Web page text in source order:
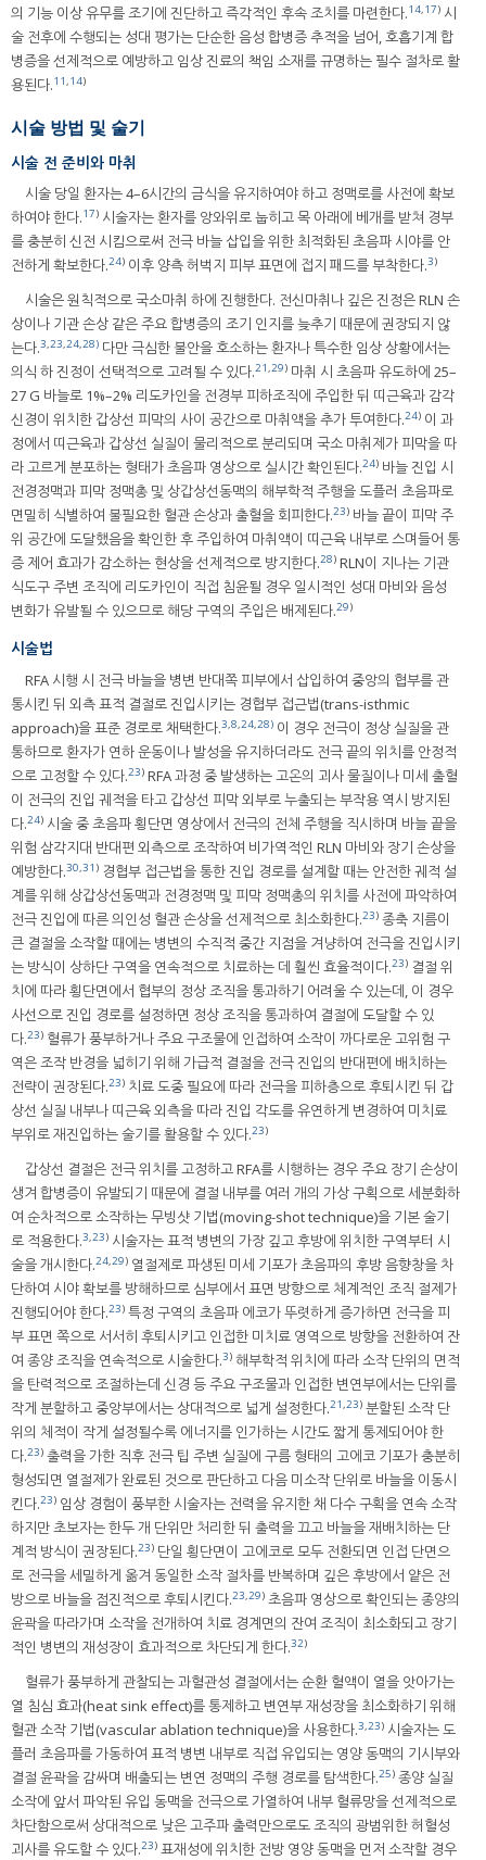
의 기능 이상 유무를 조기에 진단하고 즉각적인 후속 조치를 마련한다.14,17) 시
술 전후에 수행되는 성대 평가는 단순한 음성 합병증 추적을 넘어, 호흡기계 합
병증을 선제적으로 예방하고 임상 진료의 책임 소재를 규명하는 필수 절차로 활
용된다.11,14)
시술 방법 및 술기
시술 전 준비와 마취
시술 당일 환자는 4–6시간의 금식을 유지하여야 하고 정맥로를 사전에 확보
하여야 한다.17) 시술자는 환자를 앙와위로 눕히고 목 아래에 베개를 받쳐 경부
를 충분히 신전 시킴으로써 전극 바늘 삽입을 위한 최적화된 초음파 시야를 안
전하게 확보한다.24) 이후 양측 허벅지 피부 표면에 접지 패드를 부착한다.3)
시술은 원칙적으로 국소마취 하에 진행한다. 전신마취나 깊은 진정은 RLN 손
상이나 기관 손상 같은 주요 합병증의 조기 인지를 늦추기 때문에 권장되지 않
는다.3,23,24,28) 다만 극심한 불안을 호소하는 환자나 특수한 임상 상황에서는
의식 하 진정이 선택적으로 고려될 수 있다.21,29) 마취 시 초음파 유도하에 25–
27 G 바늘로 1%–2% 리도카인을 전경부 피하조직에 주입한 뒤 띠근육과 감각
신경이 위치한 갑상선 피막의 사이 공간으로 마취액을 추가 투여한다.24) 이 과
정에서 띠근육과 갑상선 실질이 물리적으로 분리되며 국소 마취제가 피막을 따
라 고르게 분포하는 형태가 초음파 영상으로 실시간 확인된다.24) 바늘 진입 시
전경정맥과 피막 정맥총 및 상갑상선동맥의 해부학적 주행을 도플러 초음파로
면밀히 식별하여 불필요한 혈관 손상과 출혈을 회피한다.23) 바늘 끝이 피막 주
위 공간에 도달했음을 확인한 후 주입하여 마취액이 띠근육 내부로 스며들어 통
증 제어 효과가 감소하는 현상을 선제적으로 방지한다.28) RLN이 지나는 기관
식도구 주변 조직에 리도카인이 직접 침윤될 경우 일시적인 성대 마비와 음성
변화가 유발될 수 있으므로 해당 구역의 주입은 배제된다.29)
시술법
RFA 시행 시 전극 바늘을 병변 반대쪽 피부에서 삽입하여 중앙의 협부를 관
통시킨 뒤 외측 표적 결절로 진입시키는 경협부 접근법(trans-isthmic
approach)을 표준 경로로 채택한다.3,8,24,28) 이 경우 전극이 정상 실질을 관
통하므로 환자가 연하 운동이나 발성을 유지하더라도 전극 끝의 위치를 안정적
으로 고정할 수 있다.23) RFA 과정 중 발생하는 고온의 괴사 물질이나 미세 출혈
이 전극의 진입 궤적을 타고 갑상선 피막 외부로 누출되는 부작용 역시 방지된
다.24) 시술 중 초음파 횡단면 영상에서 전극의 전체 주행을 직시하며 바늘 끝을
위험 삼각지대 반대편 외측으로 조작하여 비가역적인 RLN 마비와 장기 손상을
예방한다.30,31 ) 경협부 접근법을 통한 진입 경로를 설계할 때는 안전한 궤적 설
계를 위해 상갑상선동맥과 전경정맥 및 피막 정맥총의 위치를 사전에 파악하여
전극 진입에 따른 의인성 혈관 손상을 선제적으로 최소화한다.23) 종축 지름이
큰 결절을 소작할 때에는 병변의 수직적 중간 지점을 겨냥하여 전극을 진입시키
는 방식이 상하단 구역을 연속적으로 치료하는 데 훨씬 효율적이다.23) 결절 위
치에 따라 횡단면에서 협부의 정상 조직을 통과하기 어려울 수 있는데, 이 경우
사선으로 진입 경로를 설정하면 정상 조직을 통과하여 결절에 도달할 수 있
다.23) 혈류가 풍부하거나 주요 구조물에 인접하여 소작이 까다로운 고위험 구
역은 조작 반경을 넓히기 위해 가급적 결절을 전극 진입의 반대편에 배치하는
전략이 권장된다.23) 치료 도중 필요에 따라 전극을 피하층으로 후퇴시킨 뒤 갑
상선 실질 내부나 띠근육 외측을 따라 진입 각도를 유연하게 변경하여 미치료
부위로 재진입하는 술기를 활용할 수 있다.23)
갑상선 결절은 전극 위치를 고정하고 RFA를 시행하는 경우 주요 장기 손상이
생겨 합병증이 유발되기 때문에 결절 내부를 여러 개의 가상 구획으로 세분화하
여 순차적으로 소작하는 무빙샷 기법(moving-shot technique)을 기본 술기
로 적용한다.3,23) 시술자는 표적 병변의 가장 깊고 후방에 위치한 구역부터 시
술을 개시한다.24,29) 열절제로 파생된 미세 기포가 초음파의 후방 음향창을 차
단하여 시야 확보를 방해하므로 심부에서 표면 방향으로 체계적인 조직 절제가
진행되어야 한다.23) 특정 구역의 초음파 에코가 뚜렷하게 증가하면 전극을 피
부 표면 쪽으로 서서히 후퇴시키고 인접한 미치료 영역으로 방향을 전환하여 잔
여 종양 조직을 연속적으로 시술한다.3) 해부학적 위치에 따라 소작 단위의 면적
을 탄력적으로 조절하는데 신경 등 주요 구조물과 인접한 변연부에서는 단위를
작게 분할하고 중앙부에서는 상대적으로 넓게 설정한다.21,23) 분할된 소작 단
위의 체적이 작게 설정될수록 에너지를 인가하는 시간도 짧게 통제되어야 한
다.23) 출력을 가한 직후 전극 팁 주변 실질에 구름 형태의 고에코 기포가 충분히
형성되면 열절제가 완료된 것으로 판단하고 다음 미소작 단위로 바늘을 이동시
킨다.23) 임상 경험이 풍부한 시술자는 전력을 유지한 채 다수 구획을 연속 소작
하지만 초보자는 한두 개 단위만 처리한 뒤 출력을 끄고 바늘을 재배치하는 단
계적 방식이 권장된다.23) 단일 횡단면이 고에코로 모두 전환되면 인접 단면으
로 전극을 세밀하게 옮겨 동일한 소작 절차를 반복하며 깊은 후방에서 얕은 전
방으로 바늘을 점진적으로 후퇴시킨다.23,29) 초음파 영상으로 확인되는 종양의
윤곽을 따라가며 소작을 전개하여 치료 경계면의 잔여 조직이 최소화되고 장기
적인 병변의 재성장이 효과적으로 차단되게 한다.32)
혈류가 풍부하게 관찰되는 과혈관성 결절에서는 순환 혈액이 열을 앗아가는
열 침심 효과(heat sink effect)를 통제하고 변연부 재성장을 최소화하기 위해
혈관 소작 기법(vascular ablation technique)을 사용한다.3,23) 시술자는 도
플러 초음파를 가동하여 표적 병변 내부로 직접 유입되는 영양 동맥의 기시부와
결절 윤곽을 감싸며 배출되는 변연 정맥의 주행 경로를 탐색한다.25) 종양 실질
소작에 앞서 파악된 유입 동맥을 전극으로 가열하여 내부 혈류망을 선제적으로
차단함으로써 상대적으로 낮은 고주파 출력만으로도 조직의 광범위한 허혈성
괴사를 유도할 수 있다.23) 표재성에 위치한 전방 영양 동맥을 먼저 소작할 경우